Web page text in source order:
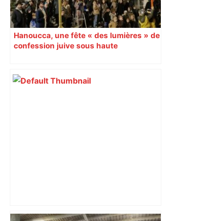
Hanoucca, une fête « des lumières » de
confession juive sous haute
Labège, près de Toulouse